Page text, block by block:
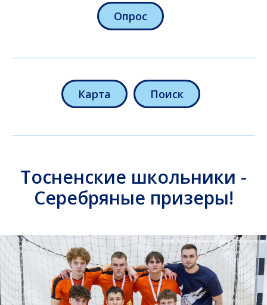
Опрос
Карта Поиск
Тосненские школьники -
Серебряные призеры!